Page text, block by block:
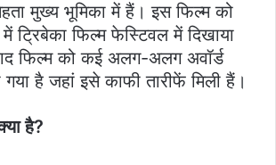
मुख्य भूमिका में हैं। इस फिल्म को
ट्रिबेका फिल्म फेस्टिवल में दिखाया
फिल्म को कई अलग-अलग अवॉर्ड
है जहां इसे काफी तारीफें मिली हैं।
है?